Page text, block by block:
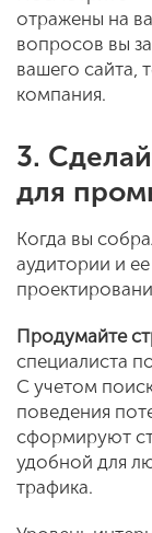
отражены на
вопросов вы
вашего сайта,
компания.
3.
для
Когда вы
аудитории и
Продумайте
специалиста
С учетом
поведения
сформируют
удобной для
трафика.